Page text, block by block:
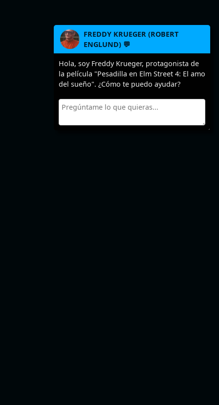
FREDDY KRUEGER (ROBERT
ENGLUND) 💬
Hola, soy Freddy Krueger, protagonista de
la película "Pesadilla en Elm Street 4: El amo
del sueño". ¿Cómo te puedo ayudar?